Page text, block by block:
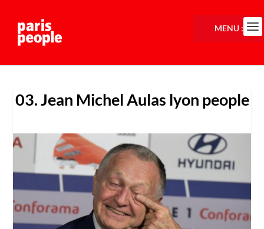
03. Jean Michel Aulas lyon people
MENU :